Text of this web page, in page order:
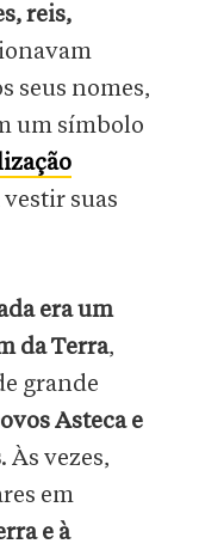
reis,
seus nomes,
um símbolo
suas
era um
da Terra,
grande
Asteca e
. Às vezes,
em
e à